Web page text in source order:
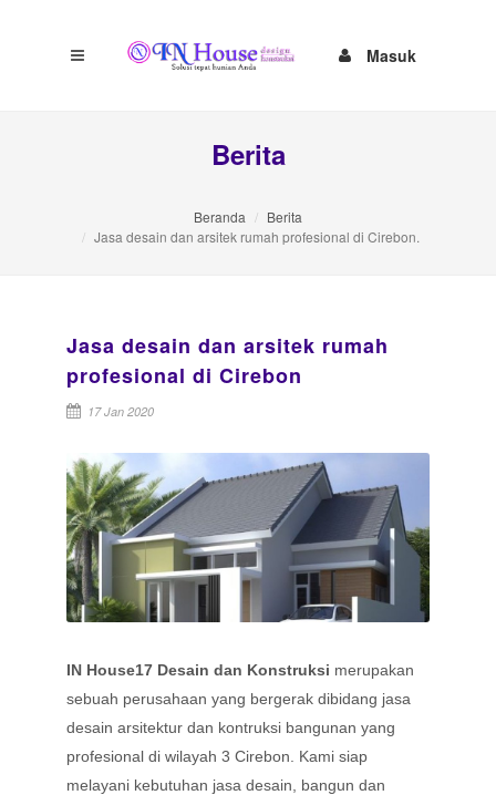
Masuk
Berita
Beranda
Berita
Jasa desain dan arsitek rumah profesional di Cirebon.
Jasa desain dan arsitek rumah
profesional di Cirebon
17 Jan 2020
IN House17 Desain dan Konstruksi merupakan
sebuah perusahaan yang bergerak dibidang jasa
desain arsitektur dan kontruksi bangunan yang
profesional di wilayah 3 Cirebon. Kami siap
melayani kebutuhan jasa desain, bangun dan